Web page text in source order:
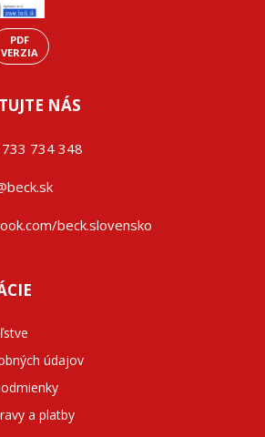
PDF
VERZIA
NÁS
734 348
beck.slovensko
údajov
a platby